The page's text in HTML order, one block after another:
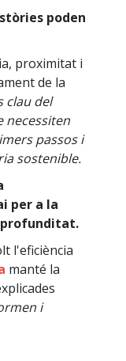
poden
proximitat i
de la
clau del
necessiten
passos i
sostenible.
per a la
l'eficiència
manté la
i